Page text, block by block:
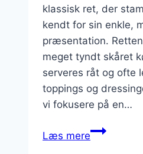
klassisk ret, der
kendt for sin enkle,
præsentation.
meget tyndt skåret
serveres råt og ofte
toppings og
vi fokusere på en…
Læs mereSmagfuld